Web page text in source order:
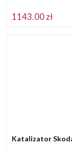
1143.00 zł
Katalizator